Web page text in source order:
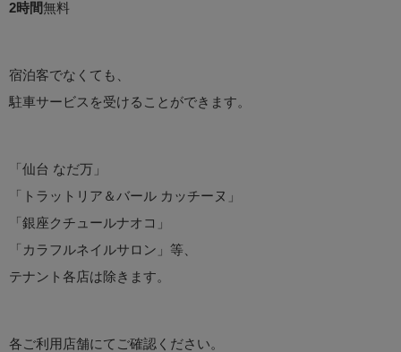
2時間無料
宿泊客でなくても、
駐車サービスを受けることができます。
「仙台 なだ万」
「トラットリア＆バール カッチーヌ」
「銀座クチュールナオコ」
「カラフルネイルサロン」等、
テナント各店は除きます。
各ご利用店舗にてご確認ください。